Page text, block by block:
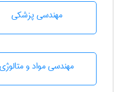
مهندسی پزشکی
مهندسی مواد و متالوژی